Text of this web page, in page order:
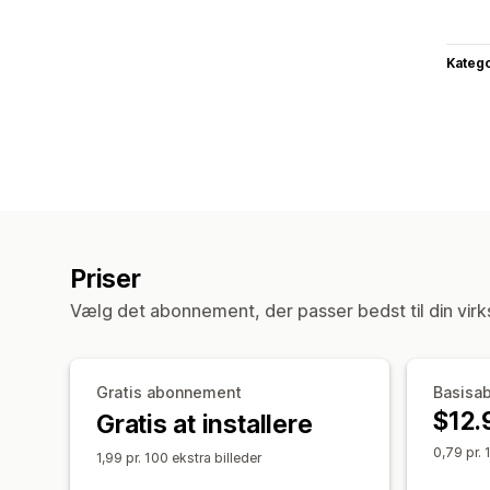
Priser
Vælg det abonnement, der passer bedst til din
Gratis abonnement
Gratis at installere
1,99 pr. 100 ekstra billeder 0,79 pr.